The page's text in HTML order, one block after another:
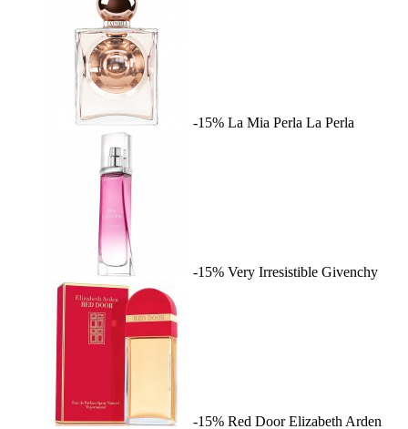
-15% La Mia Perla La Perla
-15% Very Irresistible Givenchy
-15% Red Door Elizabeth Arden